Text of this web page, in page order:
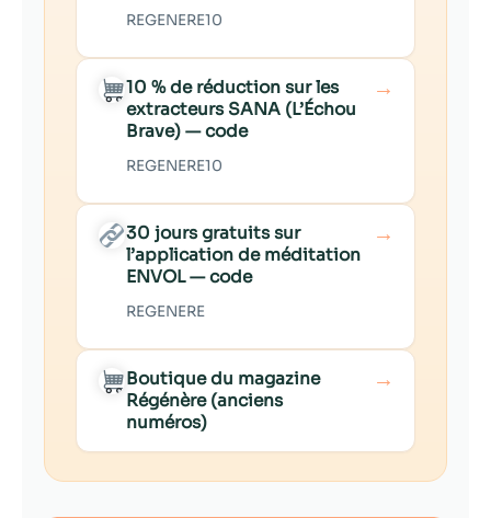
REGENERE10
10 % de réduction sur les
extracteurs SANA (L’Échou
Brave) — code
REGENERE10
→
30 jours gratuits sur
l’application de méditation
ENVOL — code
REGENERE
→
Boutique du magazine
Régénère (anciens
numéros)
→